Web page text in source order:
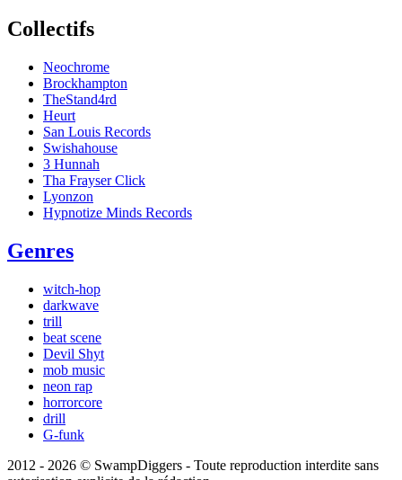
Collectifs
Neochrome
Brockhampton
TheStand4rd
Heurt
San Louis Records
Swishahouse
3 Hunnah
Tha Frayser Click
Lyonzon
Hypnotize Minds Records
Genres
witch-hop
darkwave
trill
beat scene
Devil Shyt
mob music
neon rap
horrorcore
drill
G-funk
2012 - 2026 © SwampDiggers - Toute reproduction interdite sans